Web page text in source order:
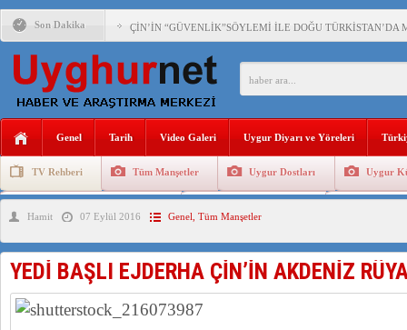
Son Dakika ÇİN’İN “GÜVENLİK”SÖYLEMİ İLE DOĞU TÜRKİSTAN’DA
PAKİSTAN,AFGANİSTAN’DA YAŞAYAN UYGURLARA
ANAHTAR PARTİ GENEL BAŞKANI AĞIRALİOĞLU :
ÇİN’İN DOĞU TÜRKİSTAN’DAKİ UYGULAMALARI
150 YILDIR KAYNAYAN YARAMIZ : ÇİN İŞGALİNDEKİ
ÇİN’İN UYGUR POLİTİKALARINI ÖVEN DİYANET
MHP’DEN URUMÇİ KATLİAMI MESAJİ : 05.07.2009
ÇİN’İN ANKARA BÜYÜKELÇİSİ JİANG’İN TRABZON
Genel Tarih Video Galeri Uygur Diyarı ve Yöreleri
TV Rehberi Tüm Manşetler Uygur Dostları Uygur
Uygurlarda Düğün ve Cenaze
Hamit 07 Eylül 2016 Genel Tüm Manşetler
YEDİ BAŞLI EJDERHA ÇİN’İN AKDENİZ